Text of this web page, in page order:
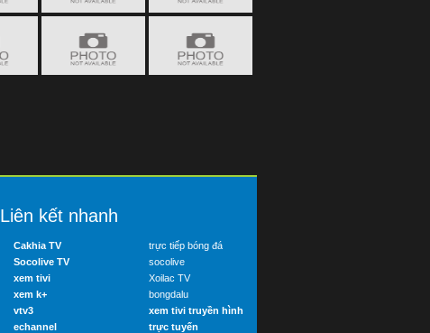
Liên kết nhanh
Cakhia TV
Socolive TV
xem tivi
xem k+
vtv3
echannel
trực tiếp bóng đá
socolive
Xoilac TV
bongdalu
xem tivi truyền hình
trực tuyến